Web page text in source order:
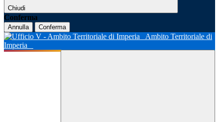
Chiudi
Conferma
Annulla Conferma
Ambito Territoriale di
Imperia